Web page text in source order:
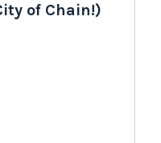
of Chain!)